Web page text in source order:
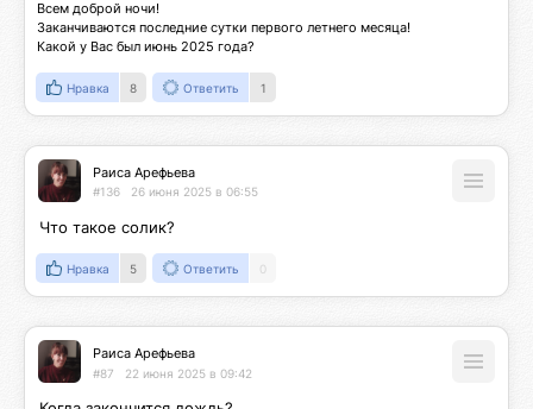
Всем доброй ночи!
Заканчиваются последние сутки первого летнего месяца!
Какой у Вас был июнь 2025 года?
Нравка 8 Ответить 1
Раиса Арефьева
#136 26 июня 2025 в 06:55
Что такое солик?
Нравка 5 Ответить 0
Раиса Арефьева
#87 22 июня 2025 в 09:42